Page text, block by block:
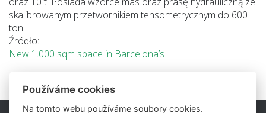
skalibrowanym przetwornikiem tensometrycznym do 600
ton.
Źródło:
New 1.000 sqm space in Barcelona’s
Používáme cookies
Na tomto webu používáme soubory cookies.